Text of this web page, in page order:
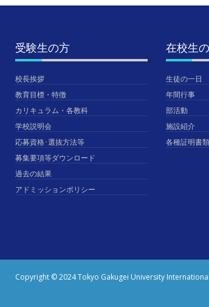
受験生の方
校長挨拶
教育目標・特徴
カリキュラム・各教科
学校説明会
応募資格･選抜方法等
募集要項等ダウンロード
過去の結果
アドミッションポリシー
在校生
生徒の一日
年間行事
部活動
施設紹介
各種証明書類
Copyright © 2024 Tokyo Gakugei University